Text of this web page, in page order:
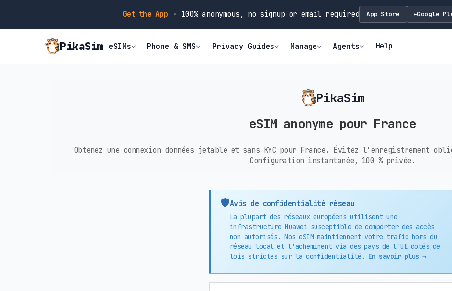
Get the App · 100% anonymous, no signup or email required App Store ►Google
PikaSim eSIMs Phone & SMS Privacy Guides Manage Agents Help
PikaSim
eSIM anonyme pour France
Obtenez une connexion données jetable et sans KYC pour France. Évitez l'enregistrement
Configuration instantanée, 100 % privée.
🛡️Avis de confidentialité réseau
La plupart des réseaux européens utilisent une
infrastructure Huawei susceptible de comporter des accès
non autorisés. Nos eSIM maintiennent votre trafic hors du
réseau local et l'acheminent via des pays de l'UE dotés de
lois strictes sur la confidentialité. En savoir plus →